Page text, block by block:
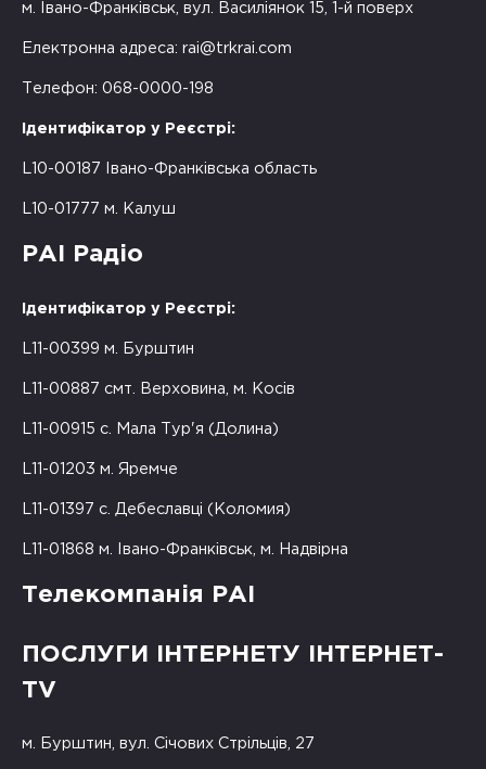
м. Івано-Франківськ, вул. Василіянок 15, 1-й поверх
Електронна адреса: rai@trkrai.com
Телефон: 068-0000-198
Ідентифікатор у Реєстрі:
L10-00187 Івано-Франківська область
L10-01777 м. Калуш
РАІ Радіо
Ідентифікатор у Реєстрі:
L11-00399 м. Бурштин
L11-00887 смт. Верховина, м. Косів
L11-00915 с. Мала Тур'я (Долина)
L11-01203 м. Яремче
L11-01397 с. Дебеславці (Коломия)
L11-01868 м. Івано-Франківськ, м. Надвірна
Телекомпанія РАІ
ПОСЛУГИ ІНТЕРНЕТУ ІНТЕРНЕТ-
TV
м. Бурштин, вул. Січових Стрільців, 27